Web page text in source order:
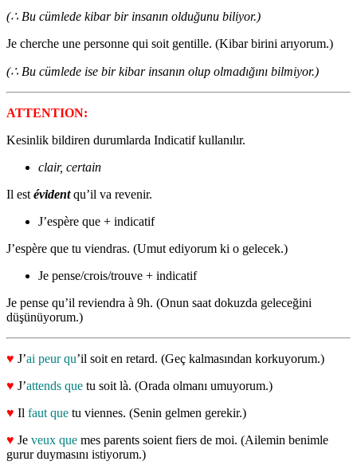
(∴ Bu cümlede kibar bir insanın olduğunu biliyor.)
Je cherche une personne qui soit gentille. (Kibar birini arıyorum.)
(∴ Bu cümlede ise bir kibar insanın olup olmadığını bilmiyor.)
ATTENTION:
Kesinlik bildiren durumlarda Indicatif kullanılır.
clair, certain
Il est évidentqu’il va revenir.
J’espère que + indicatif
J’espère que tu viendras. (Umut ediyorum ki o gelecek.)
Je pense/crois/trouve + indicatif
Je pense qu’il reviendra à 9h. (Onun saat dokuzda geleceğini
düşünüyorum.)
♥ J’ai peur qu’il soit en retard. (Geç kalmasından korkuyorum.)
♥ J’attends que tu soit là. (Orada olmanı umuyorum.)
♥ Il faut que tu viennes. (Senin gelmen gerekir.)
♥ Je veux que mes parents soient fiers de moi. (Ailemin benimle
gurur duymasını istiyorum.)